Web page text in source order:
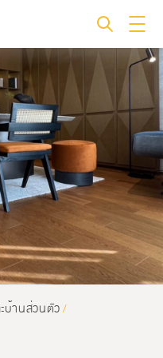
บ้านส่วนตัว/